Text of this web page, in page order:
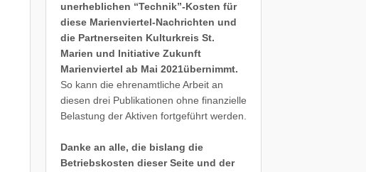
unerheblichen “Technik”-Kosten für
diese Marienviertel-Nachrichten und
die Partnerseiten Kulturkreis St.
Marien und Initiative Zukunft
Marienviertel ab Mai 2021übernimmt.
So kann die ehrenamtliche Arbeit an
diesen drei Publikationen ohne finanzielle
Belastung der Aktiven fortgeführt werden.
Danke an alle, die bislang die
Betriebskosten dieser Seite und der